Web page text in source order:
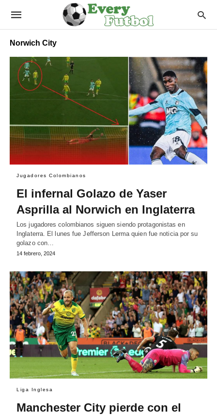
Norwich City
Jugadores Colombianos
El infernal Golazo de Yaser
Asprilla al Norwich en Inglaterra
Los jugadores colombianos siguen siendo protagonistas en
Inglaterra. El lunes fue Jefferson Lerma quien fue noticia por su
golazo con…
14 febrero, 2024
Liga Inglesa
Manchester City pierde con el